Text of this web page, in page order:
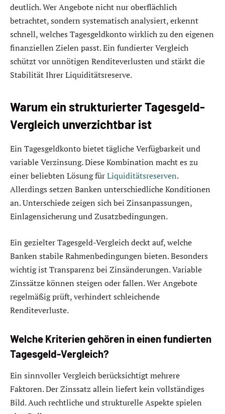
deutlich. Wer Angebote nicht nur oberflächlich
betrachtet, sondern systematisch analysiert, erkennt
schnell, welches Tagesgeldkonto wirklich zu den eigenen
finanziellen Zielen passt. Ein fundierter Vergleich
schützt vor unnötigen Renditeverlusten und stärkt die
Stabilität Ihrer Liquiditätsreserve.
Warum ein strukturierter Tagesgeld-
Vergleich unverzichtbar ist
Ein Tagesgeldkonto bietet tägliche Verfügbarkeit und
variable Verzinsung. Diese Kombination macht es zu
einer beliebten Lösung fürLiquiditätsreserven.
Allerdings setzen Banken unterschiedliche Konditionen
an. Unterschiede zeigen sich bei Zinsanpassungen,
Einlagensicherung und Zusatzbedingungen.
Ein gezielter Tagesgeld-Vergleich deckt auf, welche
Banken stabile Rahmenbedingungen bieten. Besonders
wichtig ist Transparenz bei Zinsänderungen. Variable
Zinssätze können steigen oder fallen. Wer Angebote
regelmäßig prüft, verhindert schleichende
Renditeverluste.
Welche Kriterien gehören in einen fundierten
Tagesgeld-Vergleich?
Ein sinnvoller Vergleich berücksichtigt mehrere
Faktoren. Der Zinssatz allein liefert kein vollständiges
Bild. Auch rechtliche und strukturelle Aspekte spielen